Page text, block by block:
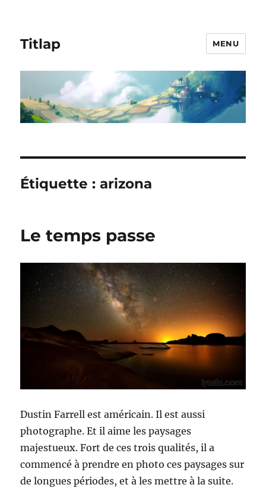
Titlap MENU
Étiquette :arizona
Le temps passe
Dustin Farrell est américain. Il est aussi
photographe. Et il aime les paysages
majestueux. Fort de ces trois qualités, il a
commencé à prendre en photo ces paysages sur
de longues périodes, et à les mettre à la suite.